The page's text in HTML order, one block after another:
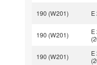
190 (W201) E
190 (W201)
E
190 (W201)
E